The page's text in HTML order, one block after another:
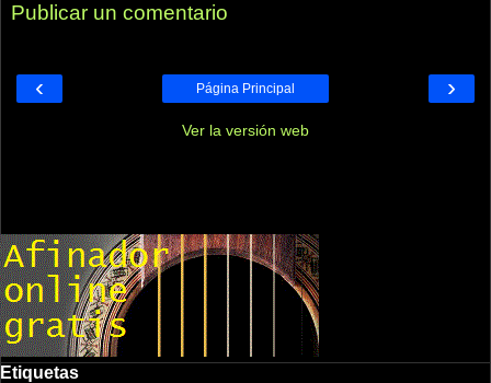
Publicar un comentario
‹ ›
Página Principal
Ver la versión web
Etiquetas